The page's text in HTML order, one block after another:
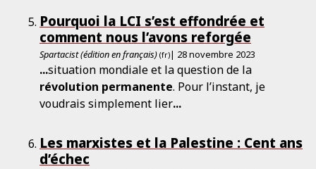
Pourquoi la LCI s’est effondrée et
comment nous l’avons reforgée
Spartacist (édition en français) (fr)| 28 novembre 2023
...situation mondiale et la question de la
révolution permanente. Pour l’instant, je
voudrais simplement lier...
Les marxistes et la Palestine : Cent ans
d’échec